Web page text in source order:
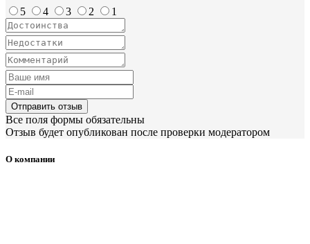
5 4 3 2 1
Отправить отзыв
Все поля формы обязательны
Отзыв будет опубликован после проверки модератором
О компании